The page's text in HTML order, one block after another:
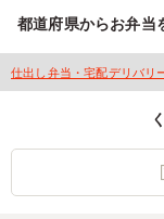
都道府県からお弁当
仕出し弁当・宅配デリバリ